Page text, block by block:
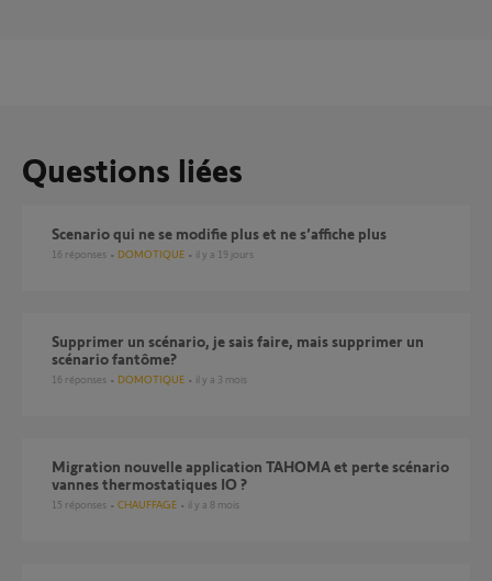
Questions liées
Scenario qui ne se modifie plus et ne s’affiche plus
16 réponses DOMOTIQUE il y a 19 jours
Supprimer un scénario, je sais faire, mais supprimer un
scénario fantôme?
16 réponses DOMOTIQUE il y a 3 mois
Migration nouvelle application TAHOMA et perte scénario
vannes thermostatiques IO ?
15 réponses CHAUFFAGE il y a 8 mois